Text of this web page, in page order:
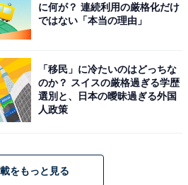
に何が？ 連続利用の厳格化だけ
ではない「本当の理由」
「移民」に冷たいのはどっちな
のか？ スイスの厳格過ぎる学歴
選別と、日本の曖昧過ぎる外国
人政策
をもっと見る